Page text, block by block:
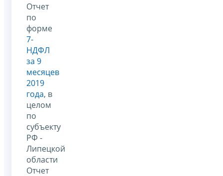
Отчет
по
форме
7-
НДФЛ
за 9
месяцев
2019
года, в
целом
по
субъекту
РФ -
Липецкой
области
Отчет